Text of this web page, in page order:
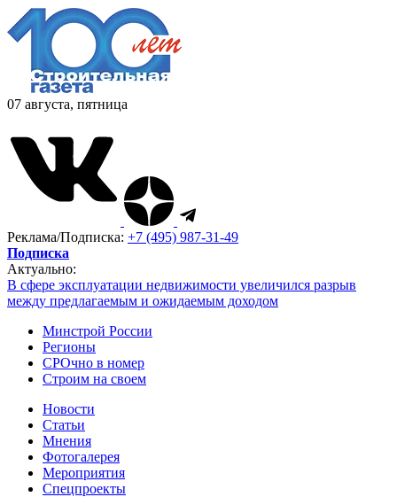
07 августа, пятница
Реклама/Подписка: +7 (495) 987-31-49
Подписка
Актуально:
В сфере эксплуатации недвижимости увеличился разрыв
между предлагаемым и ожидаемым доходом
Минстрой России
Регионы
СРОчно в номер
Строим на своем
Новости
Статьи
Мнения
Фотогалерея
Мероприятия
Спецпроекты